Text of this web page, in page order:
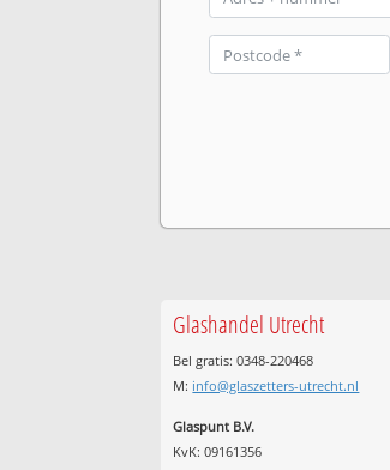
Glashandel Utrecht
Bel gratis: 0348-220468
M: info@glaszetters-utrecht.nl
Glaspunt B.V.
KvK: 09161356